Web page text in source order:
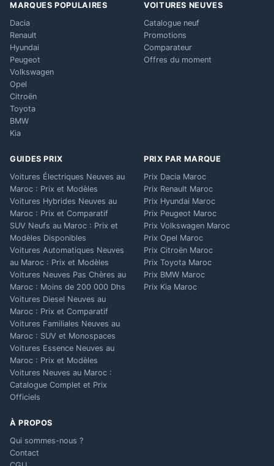
MARQUES POPULAIRES
Dacia
Renault
Hyundai
Peugeot
Volkswagen
Opel
Citroën
Toyota
BMW
Kia
VOITURES NEUVES
Catalogue neuf
Promotions
Comparateur
Offres du moment
GUIDES PRIX
Voitures Électriques Neuves au
Maroc : Prix et Modèles
Voitures Hybrides Neuves au
Maroc : Prix et Comparatif
SUV Neufs au Maroc : Prix et
Modèles Disponibles
Voitures Automatiques Neuves
au Maroc : Prix et Modèles
Voitures Neuves Pas Chères au
Maroc : Moins de 200 000 Dhs
Voitures Diesel Neuves au
Maroc : Prix et Comparatif
Voitures Familiales Neuves au
Maroc : SUV et Monospaces
Voitures Essence Neuves au
Maroc : Prix et Modèles
Voitures Neuves au Maroc :
Catalogue Complet et Prix
Officiels
PRIX PAR MARQUE
Prix Dacia Maroc
Prix Renault Maroc
Prix Hyundai Maroc
Prix Peugeot Maroc
Prix Volkswagen Maroc
Prix Opel Maroc
Prix Citroën Maroc
Prix Toyota Maroc
Prix BMW Maroc
Prix Kia Maroc
À PROPOS
Qui sommes-nous ?
Contact